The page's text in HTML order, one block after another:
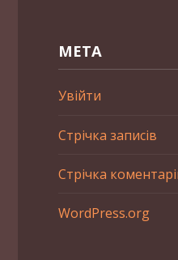
МЕТА
Увійти
Стрічка записів
Стрічка
WordPress.org